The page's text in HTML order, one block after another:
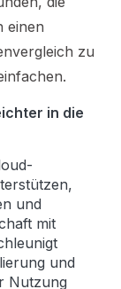
einen
zu
in die
und
mit
und
Nutzung